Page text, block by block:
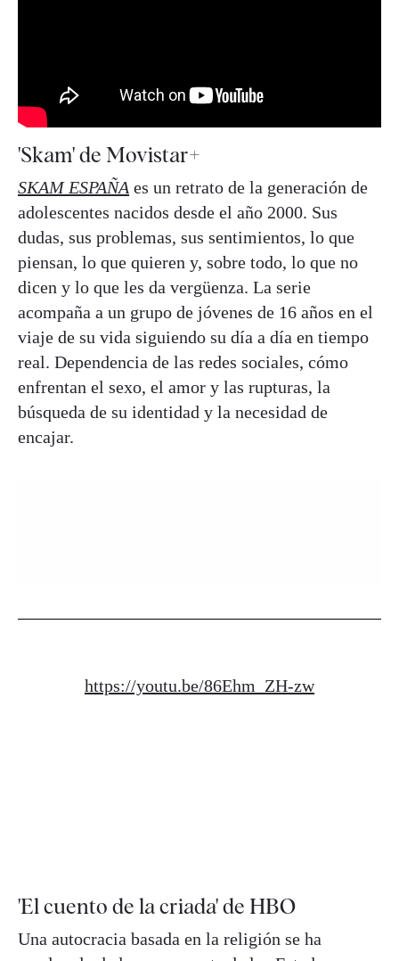
'Skam' de Movistar+
SKAM ESPAÑA es un retrato de la generación de
adolescentes nacidos desde el año 2000. Sus
dudas, sus problemas, sus sentimientos, lo que
piensan, lo que quieren y, sobre todo, lo que no
dicen y lo que les da vergüenza. La serie
acompaña a un grupo de jóvenes de 16 años en el
viaje de su vida siguiendo su día a día en tiempo
real. Dependencia de las redes sociales, cómo
enfrentan el sexo, el amor y las rupturas, la
búsqueda de su identidad y la necesidad de
encajar.
https://youtu.be/86Ehm_ZH-zw
'El cuento de la criada' de HBO
Una autocracia basada en la religión se ha